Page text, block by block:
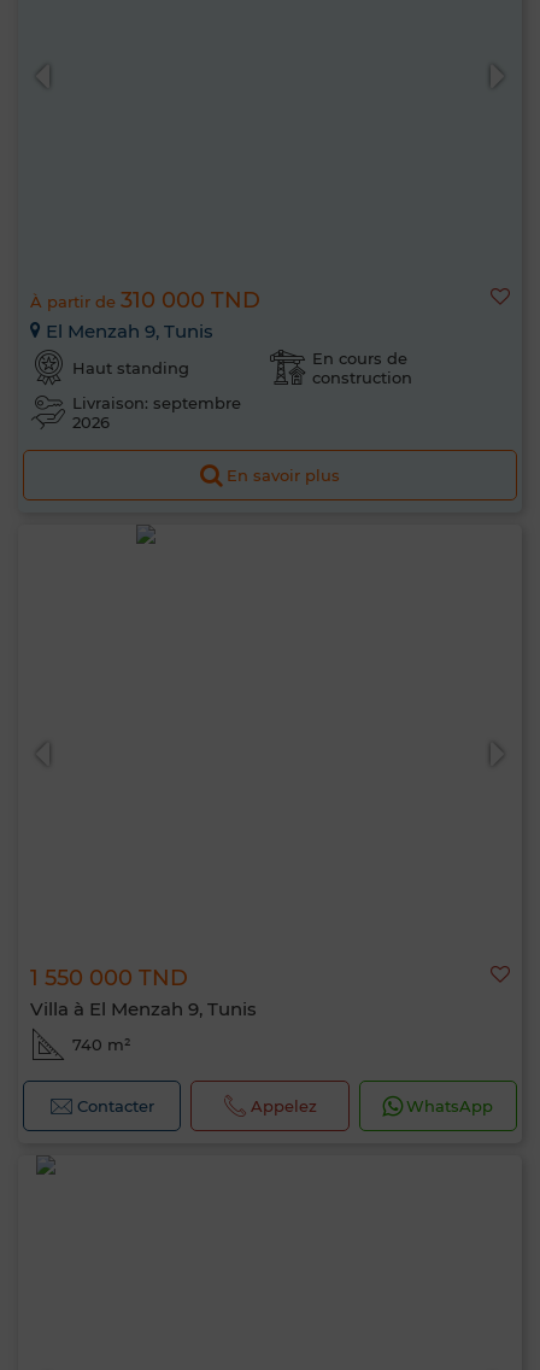
À partir de 310 000 TND
El Menzah 9, Tunis
Haut standing
En cours de
construction
Livraison: septembre
2026
En savoir plus
1 550 000 TND
Villa à El Menzah 9, Tunis
740 m²
Contacter Appelez WhatsApp